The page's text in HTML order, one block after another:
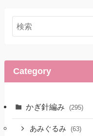
Category
かぎ針編み (295)
あみぐるみ (63)